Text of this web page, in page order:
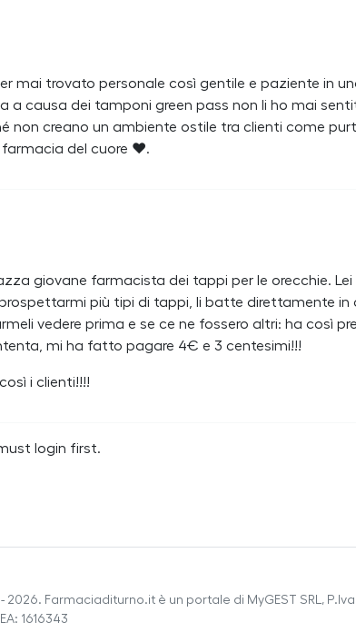
mai trovato personale così gentile e paziente in
a causa dei tamponi green pass non li ho mai
non creano un ambiente ostile tra clienti come
del cuore ❤️.
giovane farmacista dei tappi per le orecchie.
più tipi di tappi, li batte direttamente in
vedere prima e se ce ne fossero altri: ha così
mi ha fatto pagare 4€ e 3 centesimi!!!
i clienti!!!!
login first.
Farmaciaditurno.it è un portale di MyGEST SRL, P.Iva
1616343